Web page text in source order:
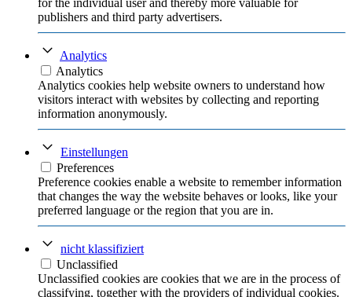
for the individual user and thereby more valuable for
publishers and third party advertisers.
Analytics
Analytics
Analytics cookies help website owners to understand how
visitors interact with websites by collecting and reporting
information anonymously.
Einstellungen
Preferences
Preference cookies enable a website to remember information
that changes the way the website behaves or looks, like your
preferred language or the region that you are in.
nicht klassifiziert
Unclassified
Unclassified cookies are cookies that we are in the process of
classifying, together with the providers of individual cookies.